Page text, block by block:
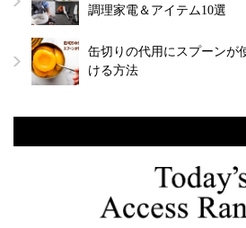
調理家電＆アイテム10選
缶切りの代用にスプーンが
ける方法